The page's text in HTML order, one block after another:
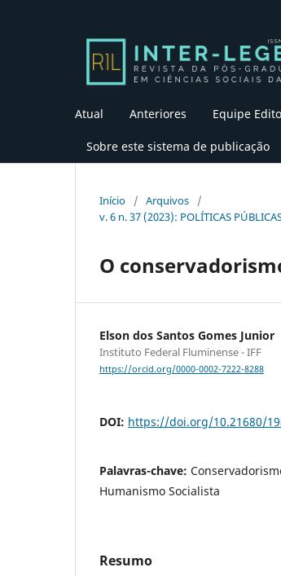
Atual Anteriores Equipe
Sobre este sistema de publicação
Início / Arquivos
/
v. 6 n. 37 (2023): POLÍTICAS
O
Elson dos Santos Gomes Junior
Instituto Federal Fluminense - IFF
https://orcid.org/0000-0002-7222-8288
DOI: https://doi.org/10.21680/
Palavras-chave:
Humanismo Socialista
Resumo